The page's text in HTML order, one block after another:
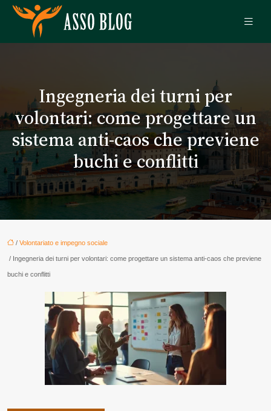
Ingegneria dei turni per
volontari: come progettare un
sistema anti-caos che previene
buchi e conflitti
/ Volontariato e impegno sociale
/ Ingegneria dei turni per volontari: come progettare un sistema anti-caos che previene
buchi e conflitti